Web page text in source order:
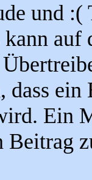
und
auf
dass
Ein
Beitrag